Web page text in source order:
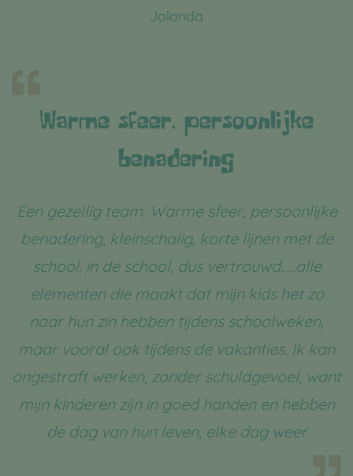
Jolanda
Warme sfeer, persoonlijke
benadering
Een gezellig team. Warme sfeer, persoonlijke
benadering, kleinschalig, korte lijnen met de
school, in de school, dus vertrouwd…..alle
elementen die maakt dat mijn kids het zo
naar hun zin hebben tijdens schoolweken,
maar vooral ook tijdens de vakanties. Ik kan
ongestraft werken, zonder schuldgevoel, want
mijn kinderen zijn in goed handen en hebben
de dag van hun leven, elke dag weer